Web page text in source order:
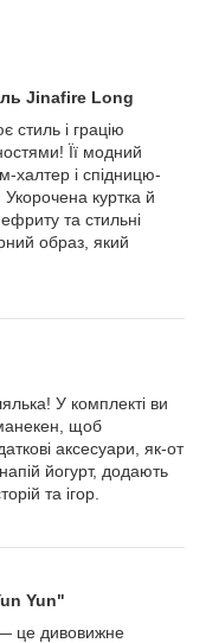
Jinafire Long
стиль і грацію
Її модний
халтер і спідницю-
Укорочена куртка й
та стильні
образ, який
У комплекті ви
щоб
аксесуари, як-от
йогурт, додають
та ігор.
Yun"
це дивовижне